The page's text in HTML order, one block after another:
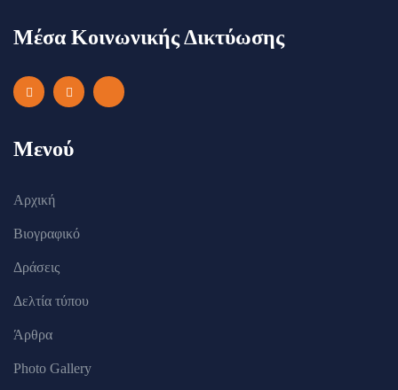
Μέσα Κοινωνικής Δικτύωσης
Μενού
Αρχική
Βιογραφικό
Δράσεις
Δελτία τύπου
Άρθρα
Photo Gallery